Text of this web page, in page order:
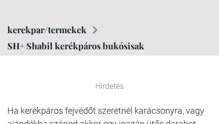
kerekpar/termekek
SH+ Shabil kerékpáros bukósisak
Hirdetés
Ha kerékpáros fejvédőt szeretnél karácsonyra, vagy